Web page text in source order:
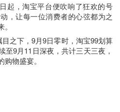
起，淘宝平台便吹响了狂欢的号
，让每一位消费者的心弦都为之
之下，9月9日零时，淘宝99划算
至9月11日深夜，共计三天三夜，
物盛宴。